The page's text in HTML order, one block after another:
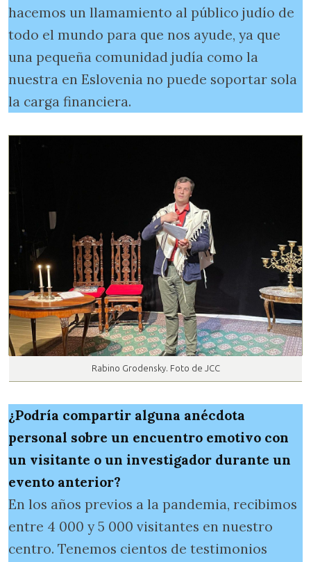
hacemos un llamamiento al público judío de
todo el mundo para que nos ayude, ya que
una pequeña comunidad judía como la
nuestra en Eslovenia no puede soportar sola
la carga financiera.
Rabino Grodensky. Foto de JCC
¿Podría compartir alguna anécdota
personal sobre un encuentro emotivo con
un visitante o un investigador durante un
evento anterior?
En los años previos a la pandemia, recibimos
entre 4 000 y 5 000 visitantes en nuestro
centro. Tenemos cientos de testimonios